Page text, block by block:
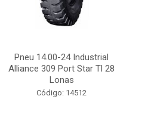
Pneu 14.00-24 Industrial
Alliance 309 Port Star Tl 28
Lonas
Código: 14512